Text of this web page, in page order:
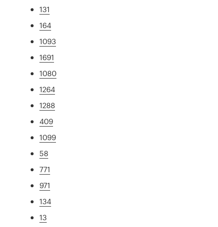
131
164
1093
1691
1080
1264
1288
409
1099
58
771
971
134
13